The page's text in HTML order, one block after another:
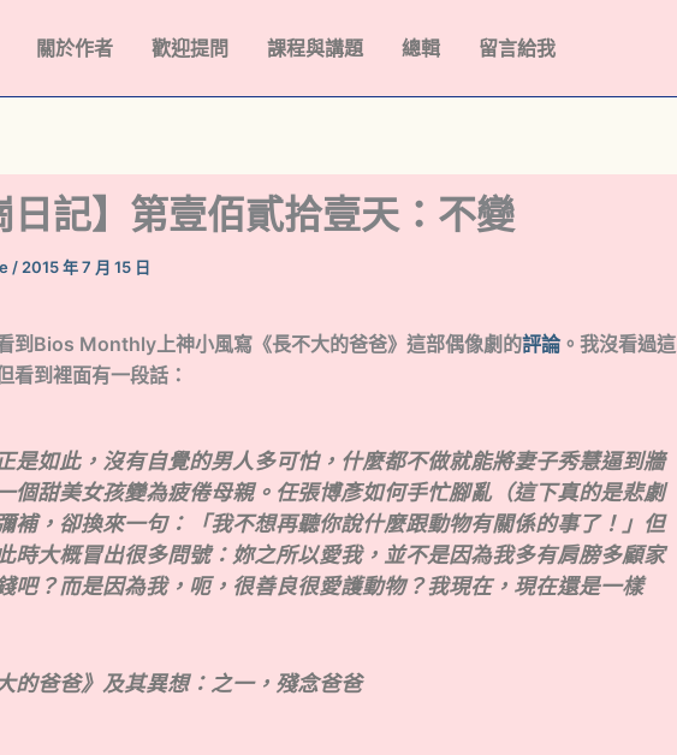
關於作者 歡迎提問 課程與講題 總輯 留言給我
日記】第壹佰貳拾壹天：不變
/ 2015 年 7 月 15 日
到Bios Monthly上神小風寫《長不大的爸爸》這部偶像劇的評論。我沒看過這
看到裡面有一段話：
是如此，沒有自覺的男人多可怕，什麼都不做就能將妻子秀慧逼到牆
個甜美女孩變為疲倦母親。任張博彥如何手忙腳亂（這下真的是悲劇
補，卻換來一句：「我不想再聽你說什麼跟動物有關係的事了！」但
時大概冒出很多問號：妳之所以愛我，並不是因為我多有肩膀多顧家
吧？而是因為我，呃，很善良很愛護動物？我現在，現在還是一樣
的爸爸》及其異想：之一，殘念爸爸